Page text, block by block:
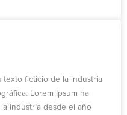
texto ficticio de la industria
Lorem Ipsum ha
industria desde el año